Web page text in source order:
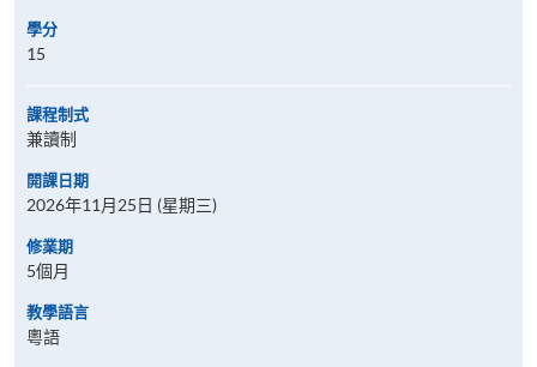
學分
15
課程制式
兼讀制
開課日期
2026年11月25日 (星期三)
修業期
5個月
教學語言
粵語